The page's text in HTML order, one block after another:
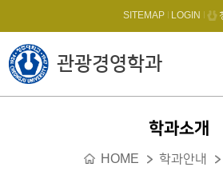
본문 바로가기
관광경영학과
SITEMAP LOGIN
학과소개
HOME 학과안내